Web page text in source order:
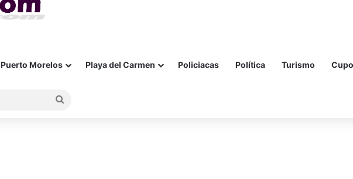
Puerto Morelos Playa del Carmen Policiacas Política Turismo